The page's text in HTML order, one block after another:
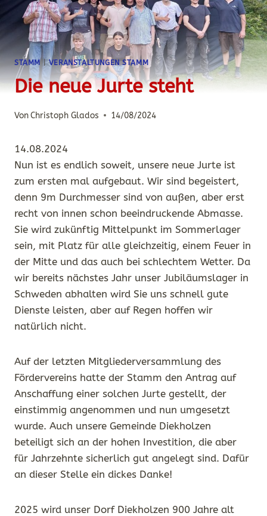
STAMM |VERANSTALTUNGEN STAMM
Die neue Jurte steht
VonChristoph Glados 14/08/2024
14.08.2024
Nun ist es endlich soweit, unsere neue Jurte ist
zum ersten mal aufgebaut. Wir sind begeistert,
denn 9m Durchmesser sind von außen, aber erst
recht von innen schon beeindruckende Abmasse.
Sie wird zukünftig Mittelpunkt im Sommerlager
sein, mit Platz für alle gleichzeitig, einem Feuer in
der Mitte und das auch bei schlechtem Wetter. Da
wir bereits nächstes Jahr unser Jubiläumslager in
Schweden abhalten wird Sie uns schnell gute
Dienste leisten, aber auf Regen hoffen wir
natürlich nicht.
Auf der letzten Mitgliederversammlung des
Fördervereins hatte der Stamm den Antrag auf
Anschaffung einer solchen Jurte gestellt, der
einstimmig angenommen und nun umgesetzt
wurde. Auch unsere Gemeinde Diekholzen
beteiligt sich an der hohen Investition, die aber
für Jahrzehnte sicherlich gut angelegt sind. Dafür
an dieser Stelle ein dickes Danke!
2025 wird unser Dorf Diekholzen 900 Jahre alt